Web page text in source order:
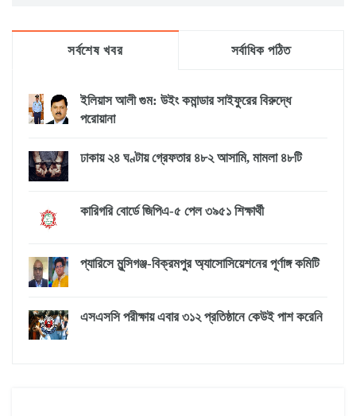
সর্বশেষ খবর সর্বাধিক পঠিত
ইলিয়াস আলী গুম: উইং কমান্ডার সাইফুরের বিরুদ্ধে
পরোয়ানা
ঢাকায় ২৪ ঘণ্টায় গ্রেফতার ৪৮২ আসামি, মামলা ৪৮টি
কারিগরি বোর্ডে জিপিএ-৫ পেল ৩৯৫১ শিক্ষার্থী
প্যারিসে মুন্সিগঞ্জ-বিক্রমপুর অ্যাসোসিয়েশনের পূর্ণাঙ্গ কমিটি
এসএসসি পরীক্ষায় এবার ৩১২ প্রতিষ্ঠানে কেউই পাশ করেনি